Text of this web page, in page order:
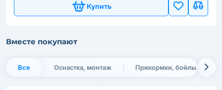
Купить
Вместе покупают
Все Оснастка, монтаж Прикормки, бойлы,